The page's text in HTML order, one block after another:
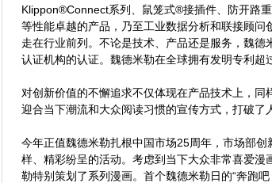
Klippon®Connect系列、鼠笼式®接插件、防开路
等性能卓越的产品，乃至工业数据分析和联接顾
走在行业前列。不论是技术、产品还是服务，魏
认证机构的认证。魏德米勒在全球拥有发明专利超
对创新价值的不懈追求不仅体现在产品技术上，
迎合当下潮流和大众阅读习惯的宣传方式，打破了
今年正值魏德米勒扎根中国市场25周年，市场部
样、精彩纷呈的活动。考虑到当下大众非常喜爱
勒特别策划了系列漫画。首个魏德米勒日的“奔跑